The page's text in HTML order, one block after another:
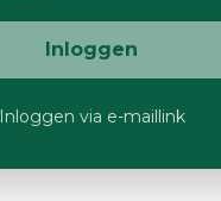
Inloggen
Inloggen via e-maillink